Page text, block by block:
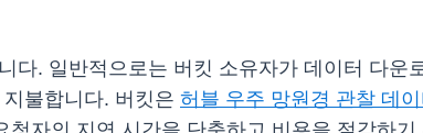
다. 일반적으로는 버킷 소유자가 데이터 다운
불합니다. 버킷은 허블 우주 망원경 관찰 데이